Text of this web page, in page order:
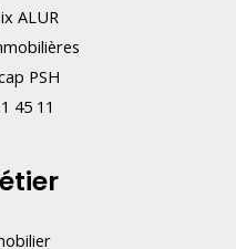
ALUR
PSH
45 11